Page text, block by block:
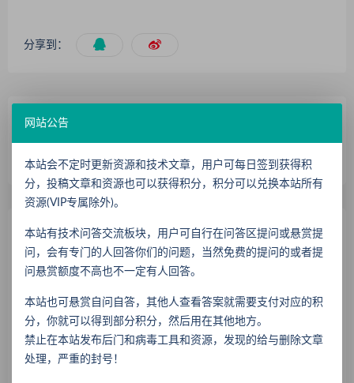
分享到：
上一篇
魔域全新英灵幻兽闭月红颜·
貂蝉(电脑版素材含配置文件)
魔域最新泳装派对外套发型背
饰素材(电脑版含配置文件)
相关推荐
魔域全新英灵幻兽吕布奉先和骑宠(电脑模型素材)
魔域马年幻兽九州神骏含外套幻魂发型(电脑素材)
魔域最新外观(手机素材)寂灭咏叹与黎明先锋系列外套
魔域最新外观(电脑素材)寂灭咏叹系列与黎明先锋系列外套
网站公告
本站会不定时更新资源和技术文章，用户可每日签到获得积
分，投稿文章和资源也可以获得积分，积分可以兑换本站所有
资源(VIP专属除外)。
本站有技术问答交流板块，用户可自行在问答区提问或悬赏提
问，会有专门的人回答你们的问题，当然免费的提问的或者提
问悬赏额度不高也不一定有人回答。
本站也可悬赏自问自答，其他人查看答案就需要支付对应的积
分，你就可以得到部分积分，然后用在其他地方。
禁止在本站发布后门和病毒工具和资源，发现的给与删除文章
处理，严重的封号！